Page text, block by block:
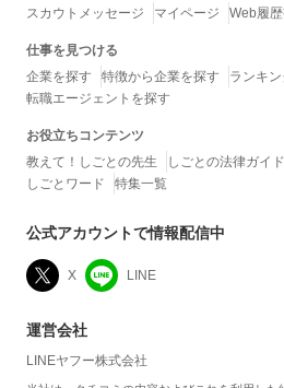
スカウトメッセージ
マイページ Web履
仕事を見つける
企業を探す
特徴から企業を探す
ランキ
転職エージェントを探す
お役立ちコンテンツ
教えて！しごとの先生
しごとの法律ガイド
しごとワード
特集一覧
公式アカウントで情報配信中
X LINE
運営会社
LINEヤフー株式会社